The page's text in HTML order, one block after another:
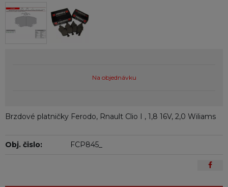
Na objednávku
Brzdové platničky Ferodo, Rnault Clio I , 1,8 16V, 2,0 Wiliams
Obj. čislo: FCP845_